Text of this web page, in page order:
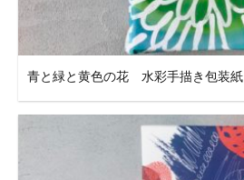
青と緑と黄色の花 水彩手描き包装紙